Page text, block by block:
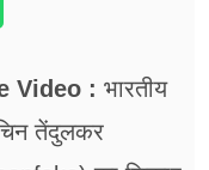
Video : भारतीय
तेंदुलकर